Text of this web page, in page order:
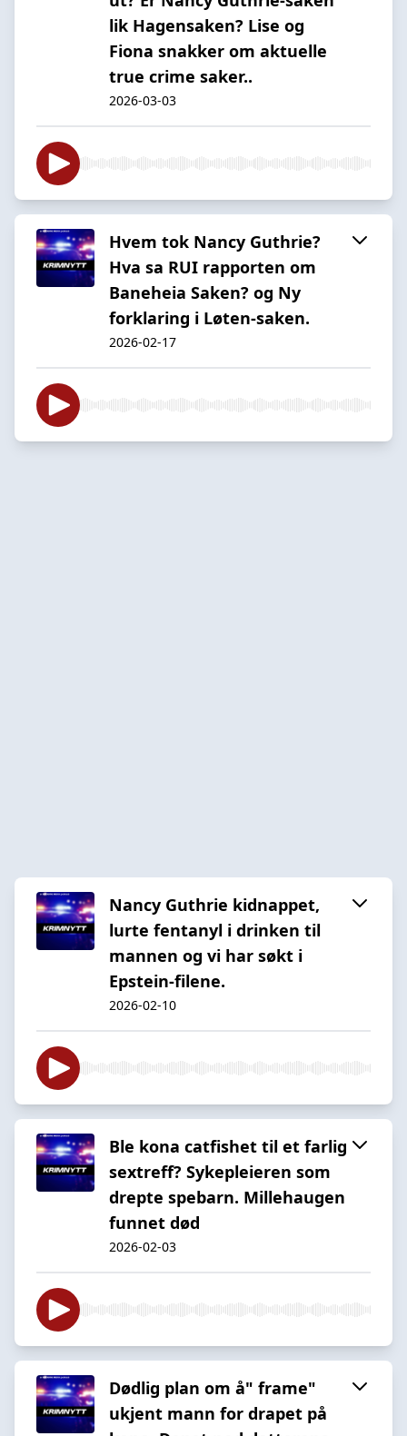
lik Hagensaken? Lise og
Fiona snakker om aktuelle
true crime saker..
2026-03-03
Hvem tok Nancy Guthrie?
Hva sa RUI rapporten om
Baneheia Saken? og Ny
forklaring i Løten-saken.
2026-02-17
Nancy Guthrie kidnappet,
lurte fentanyl i drinken til
mannen og vi har søkt i
Epstein-filene.
2026-02-10
Ble kona catfishet til et farlig
sextreff? Sykepleieren som
drepte spebarn. Millehaugen
funnet død
2026-02-03
Dødlig plan om å" frame"
ukjent mann for drapet på